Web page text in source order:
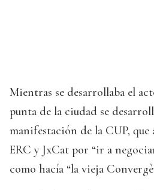
Mientras se desarrollaba el
punta de la ciudad se
manifestación de la CUP,
ERC y JxCat por “ir a
como hacía “la vieja